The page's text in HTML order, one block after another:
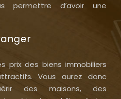
permettre d’avoir une
prix des biens immobiliers
Vous aurez donc
des maisons, des